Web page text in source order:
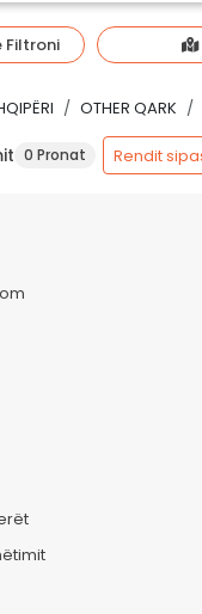
Filtroni
OTHER QARK
0 Pronat